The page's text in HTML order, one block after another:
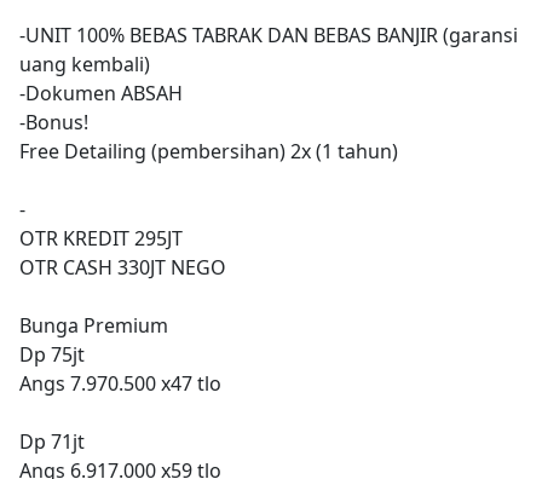
-UNIT 100% BEBAS TABRAK DAN BEBAS BANJIR (garansi
uang kembali)
-Dokumen ABSAH
-Bonus!
Free Detailing (pembersihan) 2x (1 tahun)
-
OTR KREDIT 295JT
OTR CASH 330JT NEGO
Bunga Premium
Dp 75jt
Angs 7.970.500 x47 tlo
Dp 71jt
Angs 6.917.000 x59 tlo